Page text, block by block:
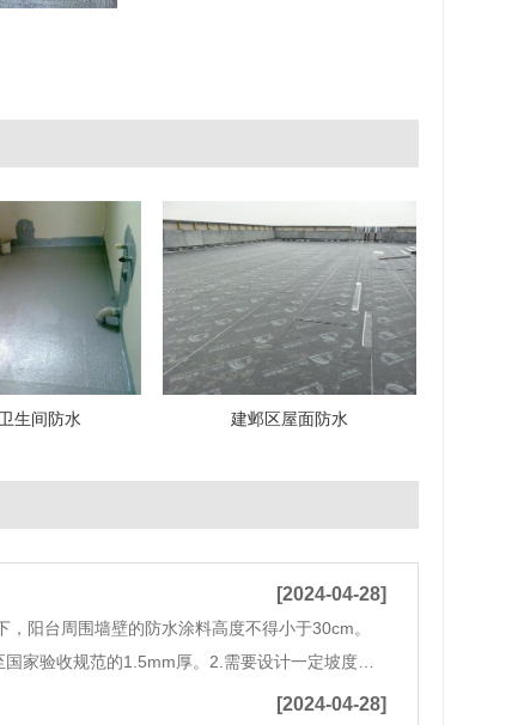
生间防水 建邺区屋面防水
[2024-04-28]
阳台周围墙壁的防水涂料高度不得小于30cm。
家验收规范的1.5mm厚。2.需要设计一定坡度的
口设置在较低的一侧，以确保阳台和客厅或卧室
[2024-04-28]